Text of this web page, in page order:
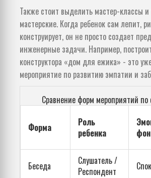
Также стоит выделить мастер-классы и
мастерские. Когда ребенок сам лепит,
конструирует, он не просто создает
инженерные задачи. Например,
конструктора «дом для ежика» - это
мероприятие по развитию эмпатии и
Сравнение форм мероприятий
Форма
Роль
ребенка
фон
Беседа
Слушатель /
Респондент